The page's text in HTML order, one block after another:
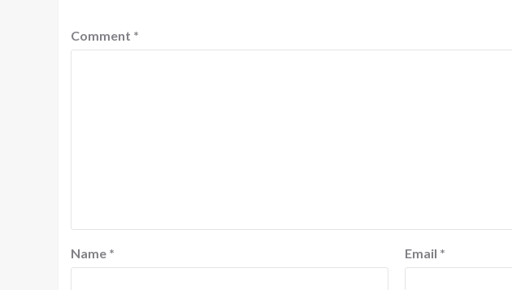
Comment *
Name * Email *